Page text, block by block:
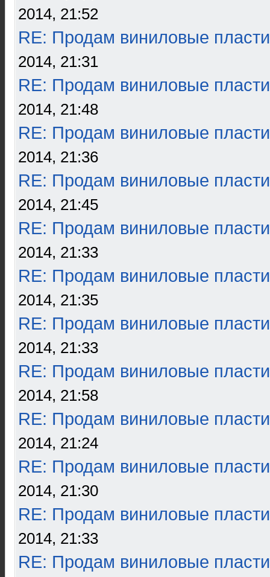
2014, 21:52
RE: Продам виниловые
2014, 21:31
RE: Продам виниловые
2014, 21:48
RE: Продам виниловые
2014, 21:36
RE: Продам виниловые
2014, 21:45
RE: Продам виниловые
2014, 21:33
RE: Продам виниловые
2014, 21:35
RE: Продам виниловые
2014, 21:33
RE: Продам виниловые
2014, 21:58
RE: Продам виниловые
2014, 21:24
RE: Продам виниловые
2014, 21:30
RE: Продам виниловые
2014, 21:33
RE: Продам виниловые